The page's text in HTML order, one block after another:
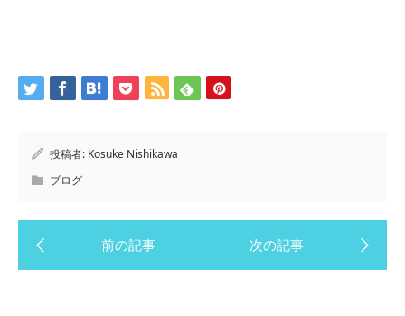
投稿者: Kosuke Nishikawa
ブログ